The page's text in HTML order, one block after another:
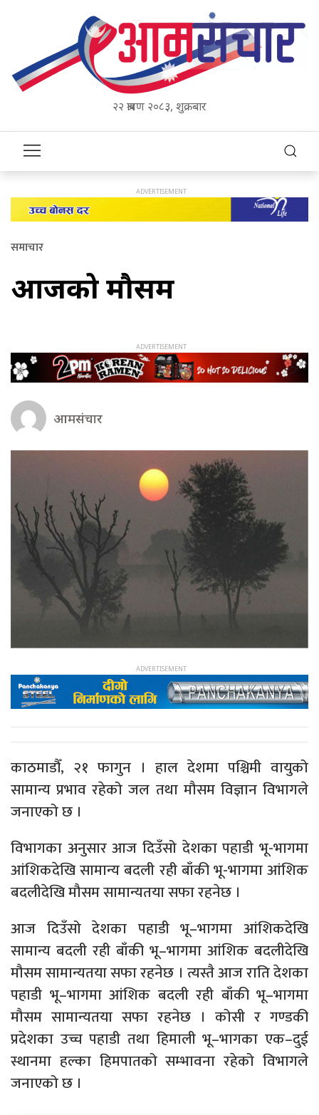
२२ श्रावण २०८३, शुक्रबार
समाचार
आजको मौसम
आमसंचार
काठमाडौँ, २१ फागुन । हाल देशमा पश्चिमी वायुको
सामान्य प्रभाव रहेको जल तथा मौसम विज्ञान विभागले
जनाएको छ ।
विभागका अनुसार आज दिउँसो देशका पहाडी भू-भागमा
आंशिकदेखि सामान्य बदली रही बाँकी भू-भागमा आंशिक
बदलीदेखि मौसम सामान्यतया सफा रहनेछ ।
आज दिउँसो देशका पहाडी भू–भागमा आंशिकदेखि
सामान्य बदली रही बाँकी भू–भागमा आंशिक बदलीदेखि
मौसम सामान्यतया सफा रहनेछ । त्यस्तै आज राति देशका
पहाडी भू–भागमा आंशिक बदली रही बाँकी भू–भागमा
मौसम सामान्यतया सफा रहनेछ । कोसी र गण्डकी
प्रदेशका उच्च पहाडी तथा हिमाली भू–भागका एक–दुई
स्थानमा हल्का हिमपातको सम्भावना रहेको विभागले
जनाएको छ ।